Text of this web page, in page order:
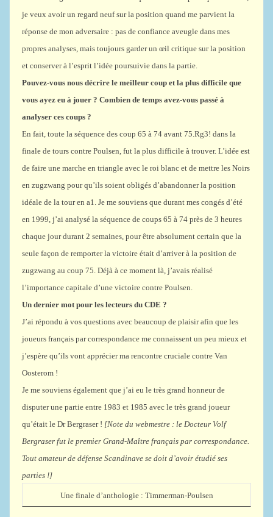
je veux avoir un regard neuf sur la position quand me parvient la
réponse de mon adversaire : pas de confiance aveugle dans mes
propres analyses, mais toujours garder un œil critique sur la position
et conserver à l’esprit l’idée poursuivie dans la partie.
Pouvez-vous nous décrire le meilleur coup et la plus difficile que
vous ayez eu à jouer ? Combien de temps avez-vous passé à
analyser ces coups ?
En fait, toute la séquence des coup 65 à 74 avant 75.Rg3! dans la
finale de tours contre Poulsen, fut la plus difficile à trouver. L’idée est
de faire une marche en triangle avec le roi blanc et de mettre les Noirs
en zugzwang pour qu’ils soient obligés d’abandonner la position
idéale de la tour en a1. Je me souviens que durant mes congés d’été
en 1999, j’ai analysé la séquence de coups 65 à 74 près de 3 heures
chaque jour durant 2 semaines, pour être absolument certain que la
seule façon de remporter la victoire était d’arriver à la position de
zugzwang au coup 75. Déjà à ce moment là, j’avais réalisé
l’importance capitale d’une victoire contre Poulsen.
Un dernier mot pour les lecteurs du CDE ?
J’ai répondu à vos questions avec beaucoup de plaisir afin que les
joueurs français par correspondance me connaissent un peu mieux et
j’espère qu’ils vont apprécier ma rencontre cruciale contre Van
Oosterom !
Je me souviens également que j’ai eu le très grand honneur de
disputer une partie entre 1983 et 1985 avec le très grand joueur
qu’était le Dr Bergraser ! [Note du webmestre : le Docteur Volf
Bergraser fut le premier Grand-Maître français par correspondance.
Tout amateur de défense Scandinave se doit d’avoir étudié ses
parties !]
Une finale d’anthologie : Timmerman-Poulsen